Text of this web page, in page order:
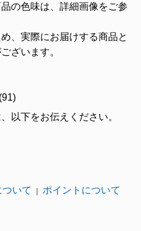
の色味は、詳細画像をご参
、実際にお届けする商品と
ざいます。
以下をお伝えください。
いて ｜ ポイントについて